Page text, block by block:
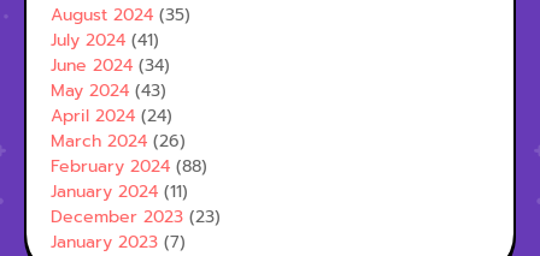
August 2024 (35)
July 2024 (41)
June 2024 (34)
May 2024 (43)
April 2024 (24)
March 2024 (26)
February 2024 (88)
January 2024 (11)
December 2023 (23)
January 2023 (7)